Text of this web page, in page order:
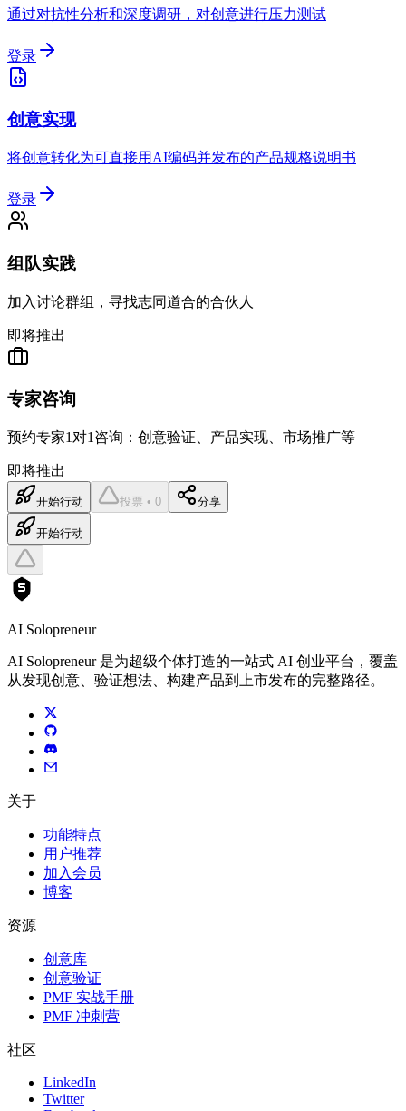
通过对抗性分析和深度调研，对创意进行压力测试
登录
创意实现
将创意转化为可直接用AI编码并发布的产品规格说明书
登录
组队实践
加入讨论群组，寻找志同道合的合伙人
即将推出
专家咨询
预约专家1对1咨询：创意验证、产品实现、市场推广等
即将推出
开始行动 投票 • 0 分享
开始行动
AI Solopreneur
AI Solopreneur 是为超级个体打造的一站式 AI 创业平台，覆盖
从发现创意、验证想法、构建产品到上市发布的完整路径。
关于
功能特点
用户推荐
加入会员
博客
资源
创意库
创意验证
PMF 实战手册
PMF 冲刺营
社区
LinkedIn
Twitter